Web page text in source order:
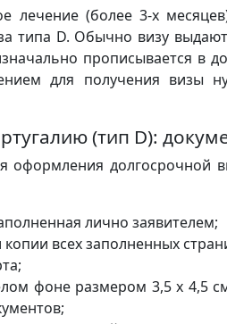
лечение (более 3-х
типа D. Обычно визу
прописывается в
для получения визы
(тип D):
оформления долгосрочной
лично заявителем;
всех заполненных
фоне размером 3,5 х 4,5